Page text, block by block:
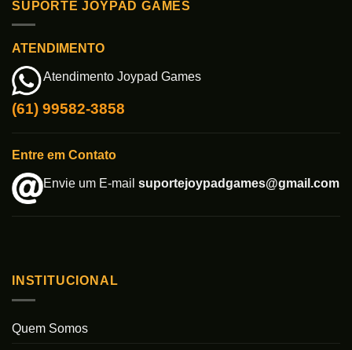
SUPORTE JOYPAD GAMES
ATENDIMENTO
Atendimento Joypad Games
(61) 99582-3858
Entre em Contato
Envie um E-mail suportejoypadgames@gmail.com
INSTITUCIONAL
Quem Somos